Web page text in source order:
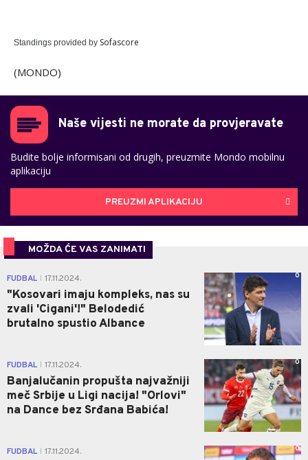
Standings provided by Sofascore
(MONDO)
Naše vijesti ne morate da provjeravate
Budite bolje informisani od drugih, preuzmite Mondo mobilnu
aplikaciju
PREUZMI APLIKACIJU
MOŽDA ĆE VAS ZANIMATI
FUDBAL 17.11.2024.
"Kosovari imaju kompleks, nas su
zvali 'Cigani'!" Belodedić
brutalno spustio Albance
0
FUDBAL 17.11.2024.
Banjalučanin propušta najvažniji
meč Srbije u Ligi nacija! "Orlovi"
na Dance bez Srđana Babića!
0
FUDBAL 17.11.2024. 0